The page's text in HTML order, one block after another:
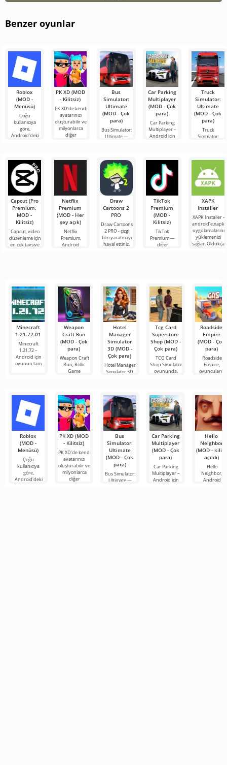
Benzer oyunlar
Roblox
(MOD -
Menüsü)
Çoğu
kullanıcıya
göre,
Android'deki
proje, sınırsız
olanaklarıyla
PK XD (MOD
- Kilitsiz)
PK XD'de kendi
avatarınızı
oluşturabilir ve
milyonlarca
diğer
Bus
Simulator:
Ultimate
(MOD - Çok
para)
Bus Simulator:
Ultimate —
oyunu,
oyunculara
dünyanın dört
bir
Car Parking
Multiplayer
(MOD - Çok
para)
Car Parking
Multiplayer –
Android için
unsurlarını
kullanarak
Truck
Simulator:
Ultimate
(MOD - Çok
para)
Truck
Simulator:
bir iş
bileşeninin
Capcut (Pro
Premium,
MOD -
Kilitsiz)
Capcut, video
düzenleme için
en çok tavsiye
Netflix
Premium
(MOD - Her
şey açık)
Netflix
Premium,
Android
Draw
Cartoons 2
PRO
Draw Cartoons
2 PRO - çizgi
film yaratmayı
hayal ettiniz,
TikTok
Premium
(MOD -
Kilitsiz)
TikTok
Premium —
diğer
sağlayan
XAPK
Installer
XAPK Installer -
android'e.xapk
uygulamalarını
yüklemenizi
sağlar. Oldukça
Minecraft
1.21.72.01
Minecraft
1.21.72 –
Android için
oyunun tam
Weapon
Craft Run
(MOD - Çok
para)
Weapon Craft
Run, Rollic
Game
Hotel
Manager
Simulator
3D (MOD -
Çok para)
Hotel Manager
Simulator 3D,
Tcg Card
Superstore
Shop (MOD -
Çok para)
TCG Card
Shop Simulator
oyununda,
Roadside
Empire
(MOD - Çok
para)
Roadside
Empire,
oyuncuların
Roblox
(MOD -
Menüsü)
Çoğu
kullanıcıya
göre,
Android'deki
PK XD (MOD
- Kilitsiz)
PK XD'de kendi
avatarınızı
oluşturabilir ve
milyonlarca
diğer
Bus
Simulator:
Ultimate
(MOD - Çok
para)
Bus Simulator:
Ultimate —
Car Parking
Multiplayer
(MOD - Çok
para)
Car Parking
Multiplayer –
Android için
Hello
Neighbor
(MOD - kilidi
açıldı)
Hello
Neighbor,
Android